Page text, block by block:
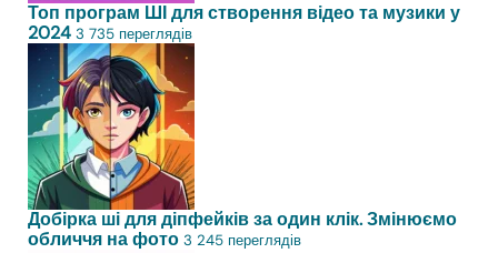
Топ програм ШІ для створення відео та музики у
2024 3 735 переглядів
Добірка ші для діпфейків за один клік. Змінюємо
обличчя на фото 3 245 переглядів